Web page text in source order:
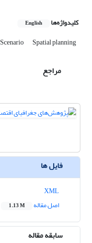
کلیدواژه‌ها English
Scenario Spatial planning
مراجع
فایل ها
اصل مقاله
1.13 M
سابقه مقاله